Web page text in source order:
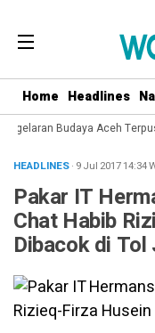
Home Headlines
Budaya Aceh
HEADLINES· 9 Jul 201714:34
Pakar IT
Chat Habib
Dibacok di